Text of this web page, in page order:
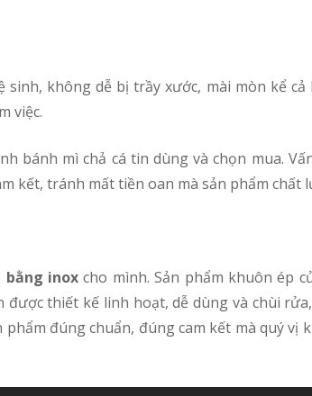
việc.
kết, tránh mất tiền oan mà sản phẩm chất
bằng inox cho mình. Sản phẩm khuôn ép
được thiết kế linh hoạt, dễ dùng và chùi
đúng chuẩn, đúng cam kết mà quý vị